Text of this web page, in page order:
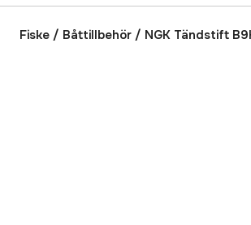
Deutschland
Fiske / Båttillbehör / NGK Tändstift